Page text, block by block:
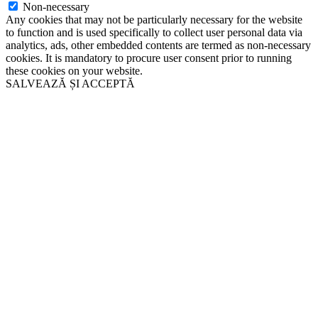
Non-necessary
Any cookies that may not be particularly necessary for the website
to function and is used specifically to collect user personal data via
analytics, ads, other embedded contents are termed as non-necessary
cookies. It is mandatory to procure user consent prior to running
these cookies on your website.
SALVEAZĂ ȘI ACCEPTĂ